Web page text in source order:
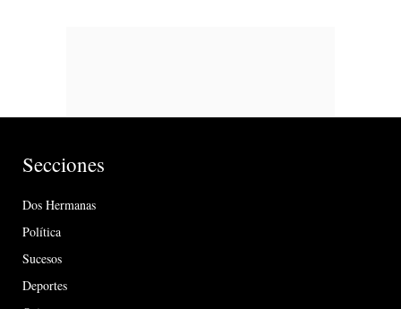
Secciones
Dos Hermanas
Política
Sucesos
Deportes